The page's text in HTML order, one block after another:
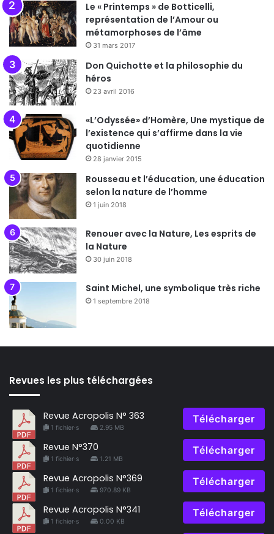
Le « Printemps » de Botticelli,
représentation de l’Amour ou
métamorphoses de l’âme
31 mars 2017
Don Quichotte et la philosophie du
héros
23 avril 2016
«L’Odyssée» d’Homère, Une mystique de
l’existence qui s’affirme dans la vie
quotidienne
28 janvier 2015
Rousseau et l’éducation, une éducation
selon la nature de l’homme
1 juin 2018
Renouer avec la Nature, Les esprits de
la Nature
30 juin 2018
Saint Michel, une symbolique très riche
1 septembre 2018
Revues les plus téléchargées
Revue Acropolis N° 363
1 fichier·s 2.95 MB
Télécharger
Revue N°370
1 fichier·s 1.21 MB
Télécharger
Revue Acropolis N°369
1 fichier·s 970.89 KB
Télécharger
Revue Acropolis N°341
1 fichier·s 0.00 KB
Télécharger